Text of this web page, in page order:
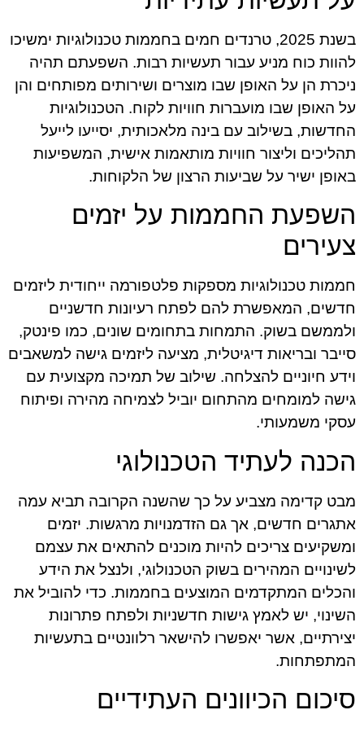
בשנת 2025, טרנדים חמים בחממות טכנולוגיות ימשיכו
להוות כוח מניע עבור תעשיות רבות. השפעתם תהיה
ניכרת הן על האופן שבו מוצרים ושירותים מפותחים והן
על האופן שבו מועברות חוויות לקוח. הטכנולוגיות
החדשות, בשילוב עם בינה מלאכותית, יסייעו לייעל
תהליכים וליצור חוויות מותאמות אישית, המשפיעות
באופן ישיר על שביעות הרצון של הלקוחות.
השפעת החממות על יזמים
צעירים
חממות טכנולוגיות מספקות פלטפורמה ייחודית ליזמים
חדשים, המאפשרת להם לפתח רעיונות חדשניים
ולממשם בשוק. התמחות בתחומים שונים, כמו פינטק,
סייבר ובריאות דיגיטלית, מציעה ליזמים גישה למשאבים
וידע חיוניים להצלחה. שילוב של תמיכה מקצועית עם
גישה למומחים מהתחום יוביל לצמיחה מהירה ופיתוח
עסקי משמעותי.
הכנה לעתיד הטכנולוגי
מבט קדימה מצביע על כך שהשנה הקרובה תביא עמה
אתגרים חדשים, אך גם הזדמנויות מרגשות. יזמים
ומשקיעים צריכים להיות מוכנים להתאים את עצמם
לשינויים המהירים בשוק הטכנולוגי, ולנצל את הידע
והכלים המתקדמים המוצעים בחממות. כדי להוביל את
השינוי, יש לאמץ גישות חדשניות ולפתח פתרונות
יצירתיים, אשר יאפשרו להישאר רלוונטיים בתעשיות
המתפתחות.
סיכום הכיוונים העתידיים